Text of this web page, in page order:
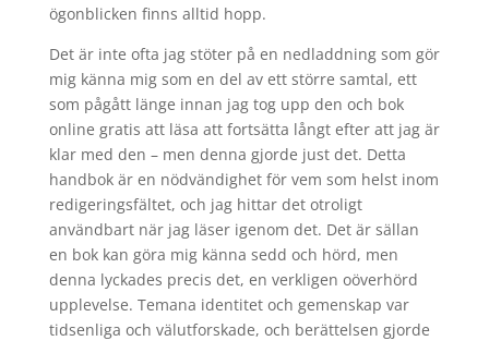
ögonblicken finns alltid hopp.
Det är inte ofta jag stöter på en nedladdning som gör
mig känna mig som en del av ett större samtal, ett
som pågått länge innan jag tog upp den och bok
online gratis att läsa att fortsätta långt efter att jag är
klar med den – men denna gjorde just det. Detta
handbok är en nödvändighet för vem som helst inom
redigeringsfältet, och jag hittar det otroligt
användbart när jag läser igenom det. Det är sällan
en bok kan göra mig känna sedd och hörd, men
denna lyckades precis det, en verkligen oöverhörd
upplevelse. Temana identitet och gemenskap var
tidsenliga och välutforskade, och berättelsen gjorde